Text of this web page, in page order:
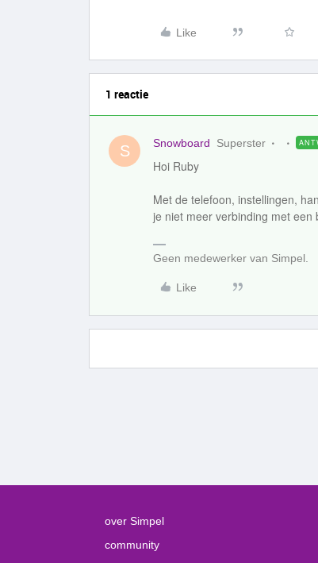
Like
1 reactie
S Snowboard Superster
Hoi Ruby
Met de telefoon, instellingen,
je niet meer verbinding met
Geen medewerker van Simpel.
Like
over Simpel
community